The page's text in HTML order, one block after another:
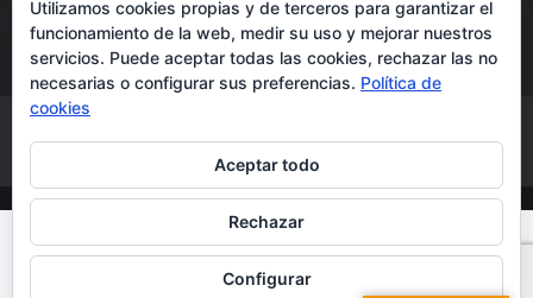
Política de cookies
Accesibilidad
Utilizamos cookies propias y de terceros para garantizar el
funcionamiento de la web, medir su uso y mejorar nuestros
servicios. Puede aceptar todas las cookies, rechazar las no
necesarias o configurar sus preferencias. Política de
cookies
Aceptar todo
Rechazar
Configurar